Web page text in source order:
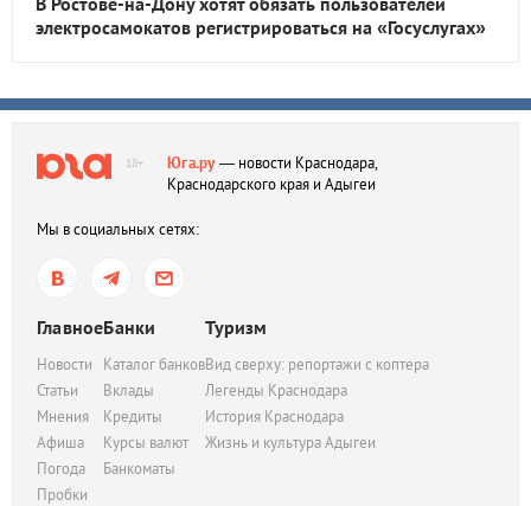
электросамокатов регистрироваться на «Госуслугах»
18+ Юга.ру— новости Краснодара,
Краснодарского края и Адыгеи
Мы в социальных сетях:
Главное
Новости
Статьи
Мнения
Афиша
Погода
Пробки
Банки
Каталог банков
Вклады
Кредиты
Курсы валют
Банкоматы
Туризм
Вид сверху: репортажи с коптера
Легенды Краснодара
История Краснодара
Жизнь и культура Адыгеи